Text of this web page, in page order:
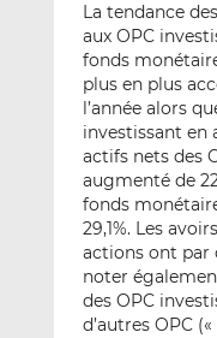
La tendance
aux OPC
fonds
plus en plus
l’année alors
investissant en
actifs nets des
augmenté de
fonds
29,1%. Les
actions ont par
noter
des OPC
d’autres OPC